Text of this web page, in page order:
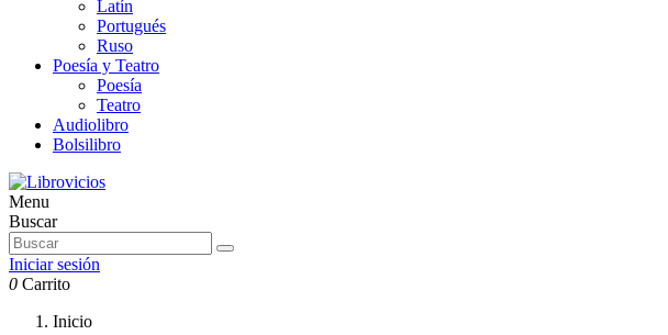
Latín
Portugués
Ruso
Poesía y Teatro
Poesía
Teatro
Audiolibro
Bolsilibro
Menu
Buscar
Iniciar sesión
0 Carrito
Inicio